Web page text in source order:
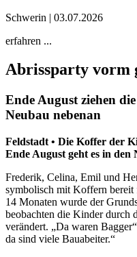
Schwerin | 03.07.2026
erfahren ...
Abrissparty vorm
Ende August ziehen
Neubau nebenan
Feldstadt • Die Koffer der
Ende August geht es in den
Frederik, Celina, Emil und
symbolisch mit Koffern bereit
14 Monaten wurde der
beobachten die Kinder durch
verändert. „Da waren
da sind viele Bauabeiter.“